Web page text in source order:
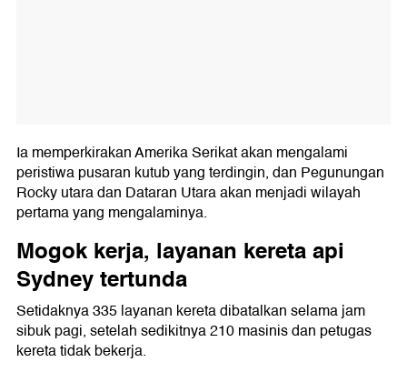
Ia memperkirakan Amerika Serikat akan mengalami
peristiwa pusaran kutub yang terdingin, dan Pegunungan
Rocky utara dan Dataran Utara akan menjadi wilayah
pertama yang mengalaminya.
Mogok kerja, layanan kereta api
Sydney tertunda
Setidaknya 335 layanan kereta dibatalkan selama jam
sibuk pagi, setelah sedikitnya 210 masinis dan petugas
kereta tidak bekerja.